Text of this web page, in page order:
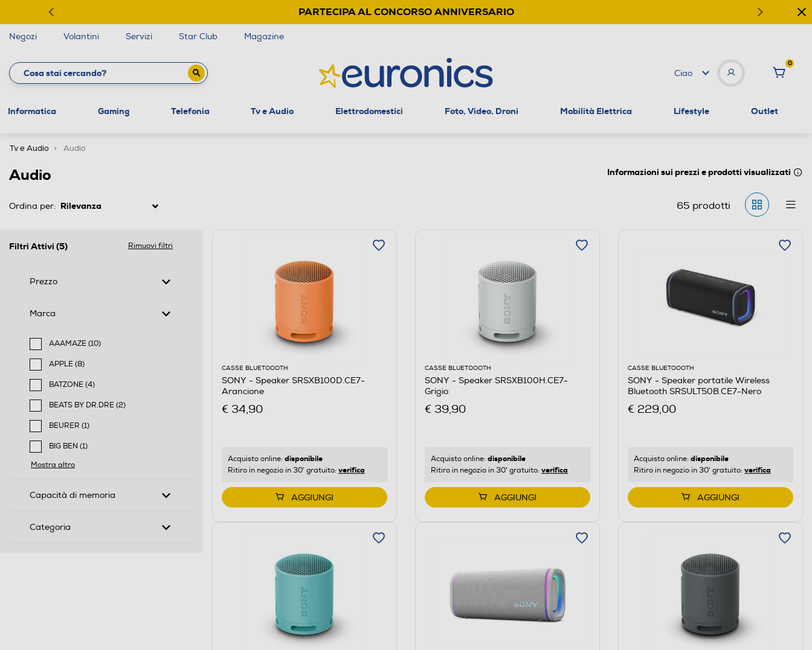
PARTECIPA AL CONCORSO ANNIVERSARIO
Negozi Volantini Servizi Star Club Magazine
Ciao
0
Informatica Gaming Telefonia Tv e Audio Elettrodomestici Foto, Video, Droni Mobilità Elettrica Lifestyle Outlet
Tv e Audio Audio
Audio Informazioni sui prezzi e prodotti visualizzati
Ordina per: 65 prodotti
Filtri Attivi (5) Rimuovi filtri
Prezzo
Marca
AAAMAZE (10)
Filtra per Marca: AAAMAZE
APPLE (8)
Filtra per Marca: APPLE
BATZONE (4)
Filtra per Marca: BATZONE
BEATS BY DR.DRE (2)
Filtra per Marca: BEATS BY DR.DRE
BEURER (1)
Filtra per Marca: BEURER
BIG BEN (1)
Filtra per Marca: BIG BEN
Mostra altro
Capacità di memoria
Categoria
CASSE BLUETOOOTH
SONY - Speaker SRSXB100D.CE7-
Arancione
€ 34,90
Acquisto online: disponibile
Ritiro in negozio in 30' gratuito: verifica
AGGIUNGI
CASSE BLUETOOOTH
SONY - Speaker SRSXB100H.CE7-
Grigio
€ 39,90
Acquisto online: disponibile
Ritiro in negozio in 30' gratuito: verifica
AGGIUNGI
CASSE BLUETOOOTH
SONY - Speaker portatile Wireless
Bluetooth SRSULT50B.CE7-Nero
€ 229,00
Acquisto online: disponibile
Ritiro in negozio in 30' gratuito: verifica
AGGIUNGI